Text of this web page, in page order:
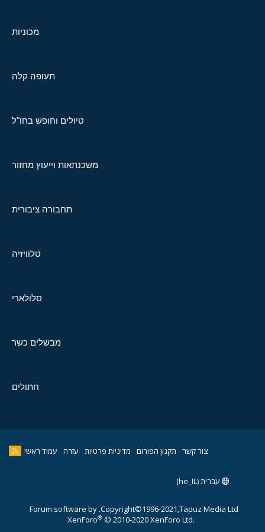
מכוניות
תעופה קלה
טיולים וחופש בחו"ל
משכנתאות וייעוץ מחזור
תחבורה ציבורית
טלוויזיה
סלולארי
מבשלים כשר
חתולים
צור קשר תקנון הפורום מדיניות פרטיות עזרה עמוד ראשי
עברית (he_IL)
Copyright©1996-2021,Tapuz Media Ltd.
Forum software by
XenForo® © 2010-2020 XenForo Ltd.